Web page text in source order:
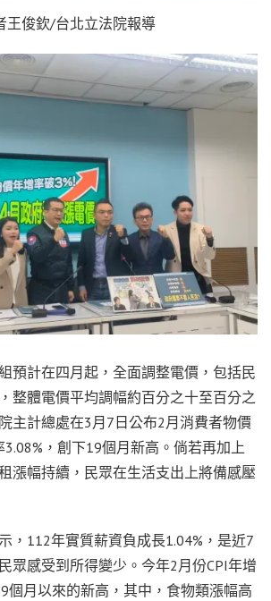
王俊欽/台北立法院報導
預計在四月起，全面調整電價，包括民
整體電價平均調幅約百分之十至百分之
主計總處在3月7日公布2月消費者物價
，創下19個月新高。倘若再加上
漲幅持續，民眾在生活支出上將備感壓
，112年實質薪資負成長1.04%，是近7
眾感受到所得變少。今年2月份CPI年增
個月以來的新高，其中，食物類漲幅高